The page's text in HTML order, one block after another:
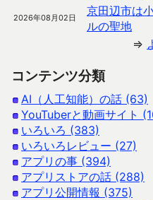
2026年08月02日
京田辺市は
ルの聖地
⇒
コンテンツ分類
AI（人工知能）の話 (63)
YouTuberと動画サイト
いろいろ (383)
いろいろレビュー (27)
アプリの事 (394)
アプリストアの話 (288)
アプリ公開情報 (375)